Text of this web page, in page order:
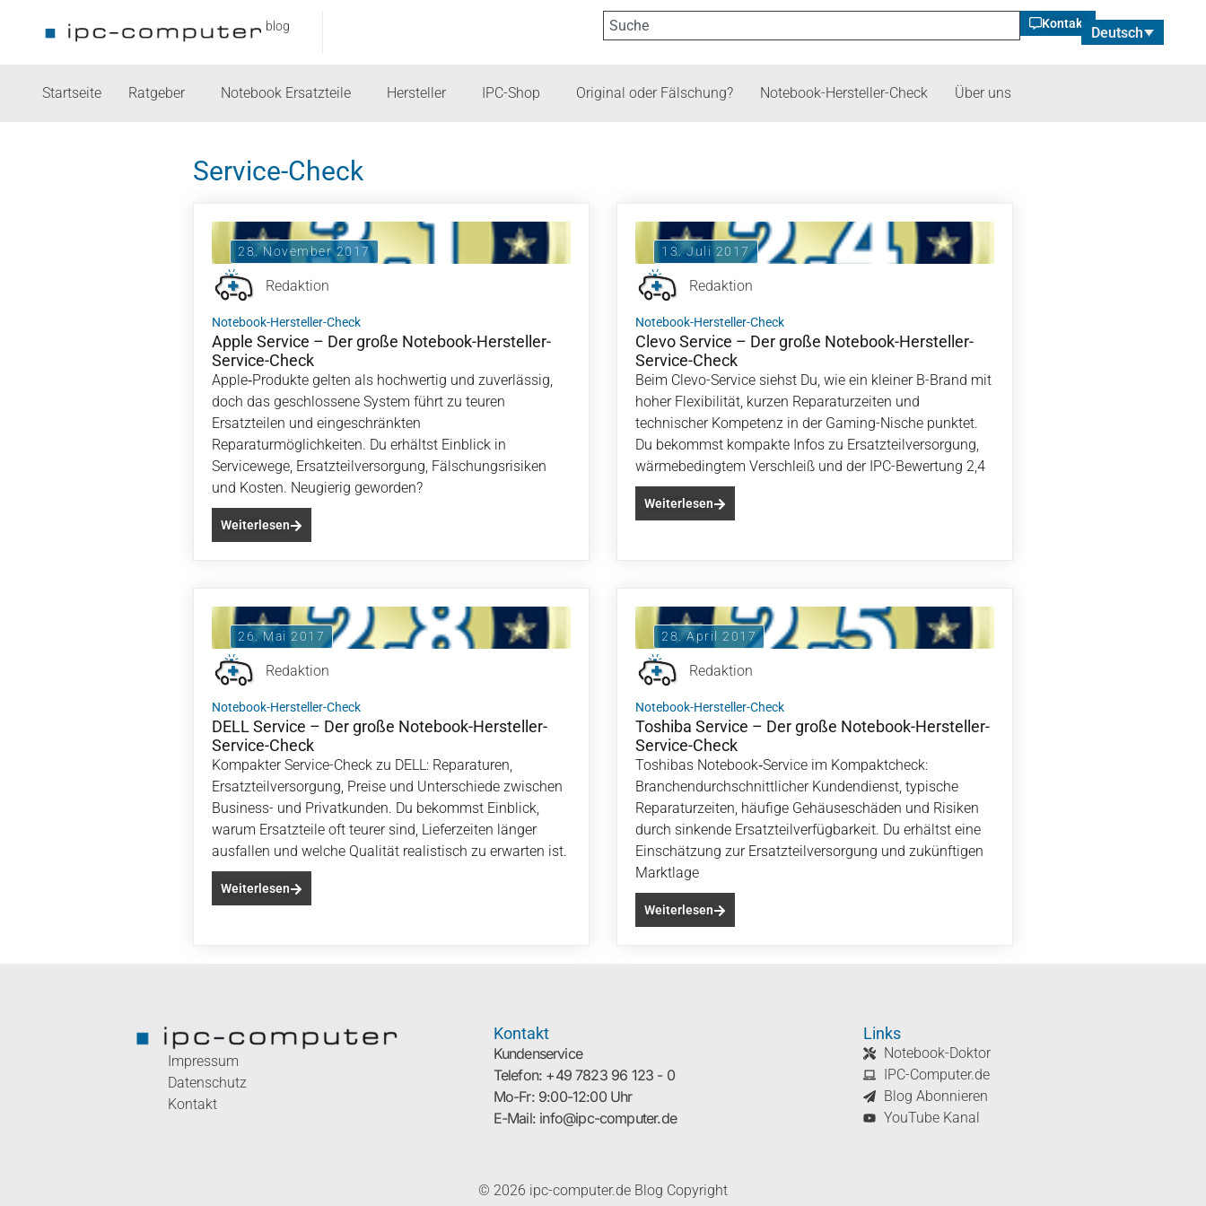
blog Kontakt
Deutsch
Startseite Ratgeber Notebook Ersatzteile Hersteller IPC-Shop Original oder Fälschung? Notebook-Hersteller-Check Über uns
Service-Check
28. November 2017
Redaktion
Notebook-Hersteller-Check
Apple Service – Der große Notebook-Hersteller-
Service-Check
Apple‑Produkte gelten als hochwertig und zuverlässig,
doch das geschlossene System führt zu teuren
Ersatzteilen und eingeschränkten
Reparaturmöglichkeiten. Du erhältst Einblick in
Servicewege, Ersatzteilversorgung, Fälschungsrisiken
und Kosten. Neugierig geworden?
Weiterlesen
13. Juli 2017
Redaktion
Notebook-Hersteller-Check
Clevo Service – Der große Notebook-Hersteller-
Service-Check
Beim Clevo-Service siehst Du, wie ein kleiner B-Brand mit
hoher Flexibilität, kurzen Reparaturzeiten und
technischer Kompetenz in der Gaming-Nische punktet.
Du bekommst kompakte Infos zu Ersatzteilversorgung,
wärmebedingtem Verschleiß und der IPC-Bewertung 2,4
Weiterlesen
26. Mai 2017
Redaktion
Notebook-Hersteller-Check
DELL Service – Der große Notebook-Hersteller-
Service-Check
Kompakter Service-Check zu DELL: Reparaturen,
Ersatzteilversorgung, Preise und Unterschiede zwischen
Business- und Privatkunden. Du bekommst Einblick,
warum Ersatzteile oft teurer sind, Lieferzeiten länger
ausfallen und welche Qualität realistisch zu erwarten ist.
Weiterlesen
28. April 2017
Redaktion
Notebook-Hersteller-Check
Toshiba Service – Der große Notebook-Hersteller-
Service-Check
Toshibas Notebook‑Service im Kompaktcheck:
Branchendurchschnittlicher Kundendienst, typische
Reparaturzeiten, häufige Gehäuseschäden und Risiken
durch sinkende Ersatzteilverfügbarkeit. Du erhältst eine
Einschätzung zur Ersatzteilversorgung und zukünftigen
Marktlage
Weiterlesen
Impressum
Datenschutz
Kontakt
Kontakt
Kundenservice
Telefon: +49 7823 96 123 - 0
Mo-Fr: 9:00-12:00 Uhr
E-Mail: info@ipc-computer.de
Links
Notebook-Doktor
IPC-Computer.de
Blog Abonnieren
YouTube Kanal
© 2026 ipc-computer.de Blog Copyright